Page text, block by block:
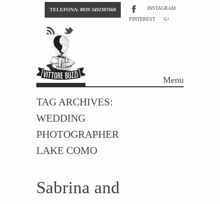
TELEFONA: 0039 3492307660
INSTAGRAM
PINTEREST
G+
Menu
TAG ARCHIVES:
WEDDING
PHOTOGRAPHER
LAKE COMO
Sabrina and